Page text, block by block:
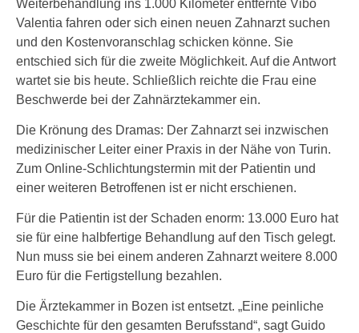
Weiterbehandlung ins 1.000 Kilometer entfernte Vibo
Valentia fahren oder sich einen neuen Zahnarzt suchen
und den Kostenvoranschlag schicken könne. Sie
entschied sich für die zweite Möglichkeit. Auf die Antwort
wartet sie bis heute. Schließlich reichte die Frau eine
Beschwerde bei der Zahnärztekammer ein.
Die Krönung des Dramas: Der Zahnarzt sei inzwischen
medizinischer Leiter einer Praxis in der Nähe von Turin.
Zum Online-Schlichtungstermin mit der Patientin und
einer weiteren Betroffenen ist er nicht erschienen.
Für die Patientin ist der Schaden enorm: 13.000 Euro hat
sie für eine halbfertige Behandlung auf den Tisch gelegt.
Nun muss sie bei einem anderen Zahnarzt weitere 8.000
Euro für die Fertigstellung bezahlen.
Die Ärztekammer in Bozen ist entsetzt. „Eine peinliche
Geschichte für den gesamten Berufsstand“, sagt Guido